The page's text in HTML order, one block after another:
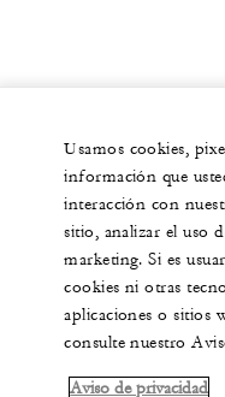
Usamos cookies,
información que
interacción con
sitio, analizar el uso
marketing. Si es
cookies ni otras
aplicaciones o sitios
consulte nuestro
Aviso de privacidad